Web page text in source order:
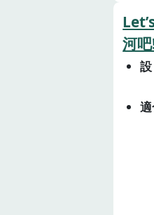
外植
辨別
性，
場
產
並
調
本
用
態
使
河